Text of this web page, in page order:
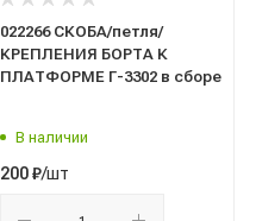
022266 СКОБА/петля/
КРЕПЛЕНИЯ БОРТА К
ПЛАТФОРМЕ Г-3302 в сборе
В наличии
200₽/шт